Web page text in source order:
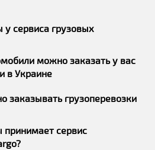
сервиса грузовых
можно заказать у вас
в Украине
заказывать грузоперевозки
сервис